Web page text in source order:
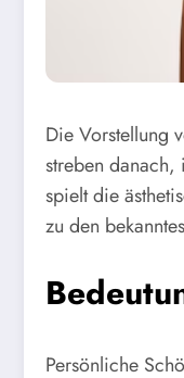
Die Vorstellung
streben danach,
spielt die
zu den
Persönliche